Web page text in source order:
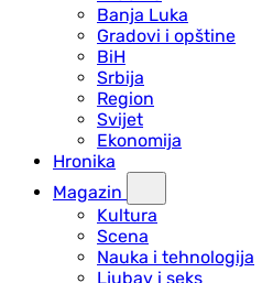
Banja Luka
Gradovi i opštine
BiH
Srbija
Region
Svijet
Ekonomija
Hronika
Magazin
Kultura
Scena
Nauka i tehnologija
Ljubav i seks